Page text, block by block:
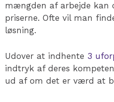
mængden af arbejde kan
priserne. Ofte vil man
løsning.
Udover at indhente 3
indtryk af deres
ud af om det er værd at